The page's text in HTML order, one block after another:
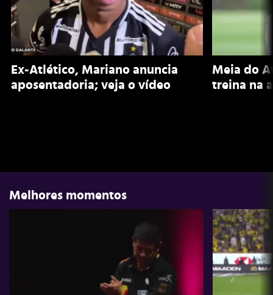
Ex-Atlético, Mariano anuncia
aposentadoria; veja o vídeo
Meia do
treina na
Melhores momentos